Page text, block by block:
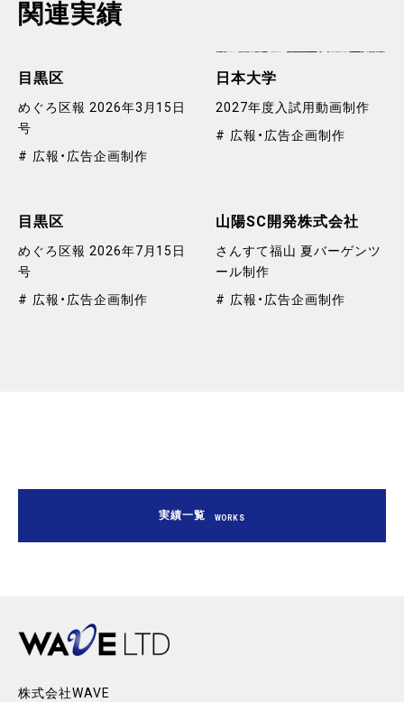
関連実績
目黒区
めぐろ区報 2026年3月15日
号
広報・広告企画制作
日本大学
2027年度入試用動画制作
広報・広告企画制作
目黒区
めぐろ区報 2026年7月15日
号
広報・広告企画制作
山陽SC開発株式会社
さんすて福山 夏バーゲンツ
ール制作
広報・広告企画制作
実績一覧 WORKS
株式会社WAVE